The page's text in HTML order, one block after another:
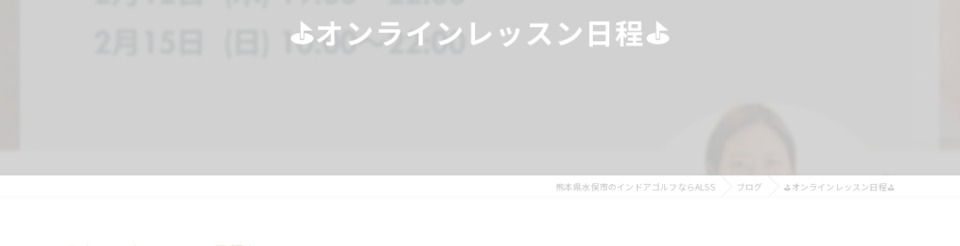
⛳️オンラインレッスン日程⛳️
熊本県水俣市のインドアゴルフならALSS ブログ ⛳️オンラインレッスン日程⛳️